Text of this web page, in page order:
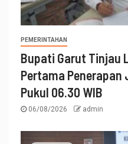
PEMERINTAHAN
Bupati Garut Tinjau
Pertama Penerapan
Pukul 06.30 WIB
06/08/2026 admin